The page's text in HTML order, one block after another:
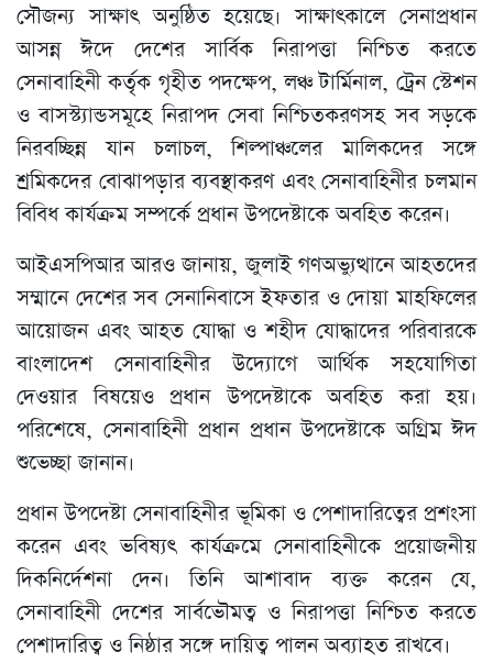
সৌজন্য সাক্ষাৎ অনুষ্ঠিত হয়েছে। সাক্ষাৎকালে সেনাপ্রধান
আসন্ন ঈদে দেশের সার্বিক নিরাপত্তা নিশ্চিত করতে
সেনাবাহিনী কর্তৃক গৃহীত পদক্ষেপ, লঞ্চ টার্মিনাল, ট্রেন স্টেশন
ও বাসস্ট্যান্ডসমূহে নিরাপদ সেবা নিশ্চিতকরণসহ সব সড়কে
নিরবচ্ছিন্ন যান চলাচল, শিল্পাঞ্চলের মালিকদের সঙ্গে
শ্রমিকদের বোঝাপড়ার ব্যবস্থাকরণ এবং সেনাবাহিনীর চলমান
বিবিধ কার্যক্রম সম্পর্কে প্রধান উপদেষ্টাকে অবহিত করেন।
আইএসপিআর আরও জানায়, জুলাই গণঅভ্যুত্থানে আহতদের
সম্মানে দেশের সব সেনানিবাসে ইফতার ও দোয়া মাহফিলের
আয়োজন এবং আহত যোদ্ধা ও শহীদ যোদ্ধাদের পরিবারকে
বাংলাদেশ সেনাবাহিনীর উদ্যোগে আর্থিক সহযোগিতা
দেওয়ার বিষয়েও প্রধান উপদেষ্টাকে অবহিত করা হয়।
পরিশেষে, সেনাবাহিনী প্রধান প্রধান উপদেষ্টাকে অগ্রিম ঈদ
শুভেচ্ছা জানান।
প্রধান উপদেষ্টা সেনাবাহিনীর ভূমিকা ও পেশাদারিত্বের প্রশংসা
করেন এবং ভবিষ্যৎ কার্যক্রমে সেনাবাহিনীকে প্রয়োজনীয়
দিকনির্দেশনা দেন। তিনি আশাবাদ ব্যক্ত করেন যে,
সেনাবাহিনী দেশের সার্বভৌমত্ব ও নিরাপত্তা নিশ্চিত করতে
পেশাদারিত্ব ও নিষ্ঠার সঙ্গে দায়িত্ব পালন অব্যাহত রাখবে।